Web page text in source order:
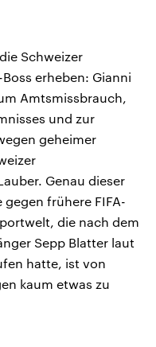
Schweizer
erheben: Gianni
Amtsmissbrauch,
und zur
geheimer
Genau dieser
frühere FIFA-
die nach dem
Sepp Blatter laut
hatte, ist von
kaum etwas zu